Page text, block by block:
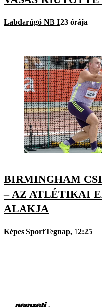
Labdarúgó NB I23 órája
BIRMINGHAM
– AZ ATLÉTIKAI
ALAKJA
Képes SportTegnap, 12:25